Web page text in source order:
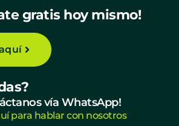
gratis hoy mismo!
vía WhatsApp!
para hablar con nosotros